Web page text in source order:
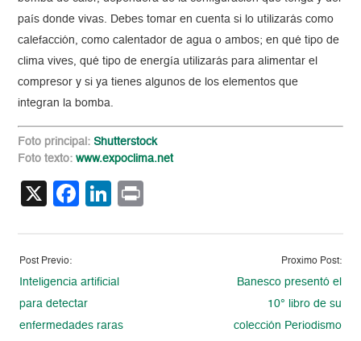
país donde vivas. Debes tomar en cuenta si lo utilizarás como
calefacción, como calentador de agua o ambos; en qué tipo de
clima vives, qué tipo de energía utilizarás para alimentar el
compresor y si ya tienes algunos de los elementos que
integran la bomba.
Foto principal: Shutterstock
Foto texto:www.expoclima.net
X Facebook
LinkedIn
Post Previo:
Inteligencia artificial
para detectar
enfermedades raras
Proximo Post:
Banesco presentó el
10° libro de su
colección Periodismo